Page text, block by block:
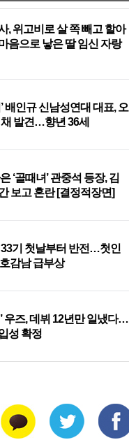
, 위고비로 살 쪽 빼고 할아
음으로 낳은 딸 임신 자랑
배인규 신남성연대 대표, 오
발견…향년 36세
‘골때녀’ 관중석 등장, 김
보고 혼란 [결정적장면]
33기 첫날부터 반전…첫인
감남 급부상
우즈, 데뷔 12년만 일냈다…
성 확정